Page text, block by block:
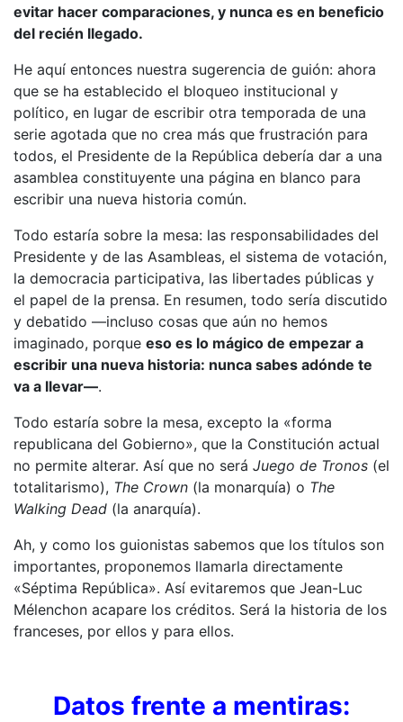
evitar hacer comparaciones, y nunca es en beneficio
del recién llegado.
He aquí entonces nuestra sugerencia de guión: ahora
que se ha establecido el bloqueo institucional y
político, en lugar de escribir otra temporada de una
serie agotada que no crea más que frustración para
todos, el Presidente de la República debería dar a una
asamblea constituyente una página en blanco para
escribir una nueva historia común.
Todo estaría sobre la mesa: las responsabilidades del
Presidente y de las Asambleas, el sistema de votación,
la democracia participativa, las libertades públicas y
el papel de la prensa. En resumen, todo sería discutido
y debatido —incluso cosas que aún no hemos
imaginado, porque eso es lo mágico de empezar a
escribir una nueva historia: nunca sabes adónde te
va a llevar—.
Todo estaría sobre la mesa, excepto la «forma
republicana del Gobierno», que la Constitución actual
no permite alterar. Así que no será Juego de Tronos (el
totalitarismo), The Crown (la monarquía) o The
Walking Dead (la anarquía).
Ah, y como los guionistas sabemos que los títulos son
importantes, proponemos llamarla directamente
«Séptima República». Así evitaremos que Jean-Luc
Mélenchon acapare los créditos. Será la historia de los
franceses, por ellos y para ellos.
Datos frente a mentiras: